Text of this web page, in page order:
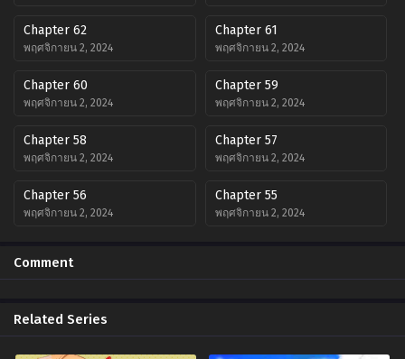
Chapter 62
พฤศจิกายน 2, 2024
Chapter 61
พฤศจิกายน 2, 2024
Chapter 60
พฤศจิกายน 2, 2024
Chapter 59
พฤศจิกายน 2, 2024
Chapter 58
พฤศจิกายน 2, 2024
Chapter 57
พฤศจิกายน 2, 2024
Chapter 56
พฤศจิกายน 2, 2024
Chapter 55
พฤศจิกายน 2, 2024
พฤศจิกายน 2, 2024
พฤศจิกายน 2, 2024
Comment
Related Series